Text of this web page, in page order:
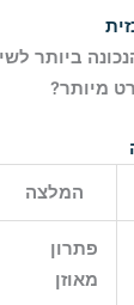
ביותר
מיותר?
המלצה
פתרון
מאוזן